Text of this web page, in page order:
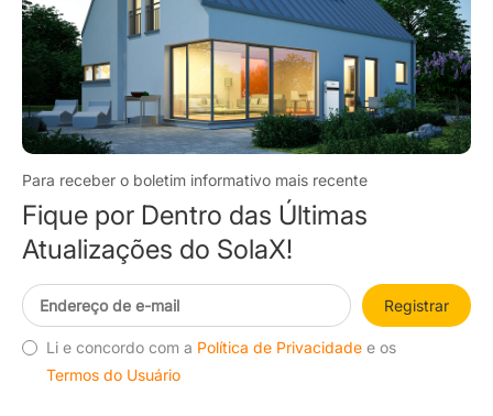
Para receber o boletim informativo mais recente
Fique por Dentro das Últimas
Atualizações do SolaX!
Registrar
Li e concordo com a Política de Privacidade e os
Termos do Usuário